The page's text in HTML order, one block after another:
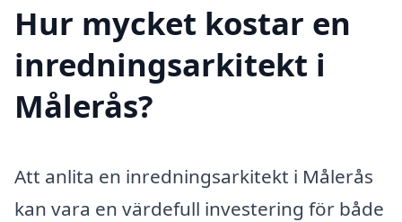
Hur mycket kostar en
inredningsarkitekt i
Målerås?
Att anlita en inredningsarkitekt i Målerås
kan vara en värdefull investering för både